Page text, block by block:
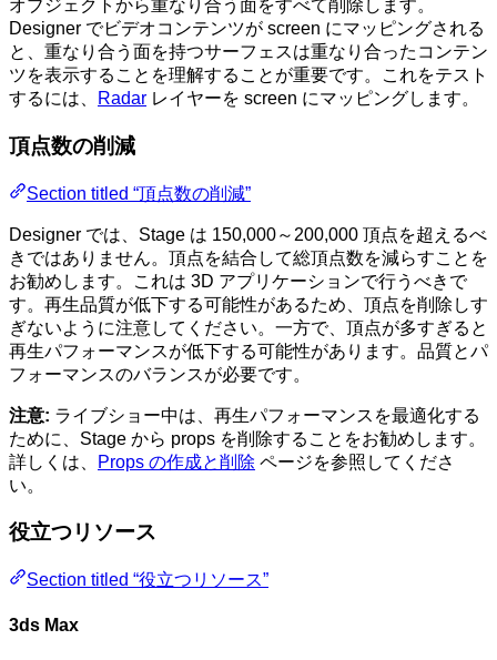
オブジェクトから重なり合う面をすべて削除します。
Designer でビデオコンテンツが screen にマッピングされる
と、重なり合う面を持つサーフェスは重なり合ったコンテン
ツを表示することを理解することが重要です。これをテスト
するには、
Radar レイヤーを screen にマッピングします。
頂点数の削減
Section titled “頂点数の削減”
Designer では、Stage は 150,000～200,000 頂点を超えるべ
きではありません。頂点を結合して総頂点数を減らすことを
お勧めします。これは 3D アプリケーションで行うべきで
す。再生品質が低下する可能性があるため、頂点を削除しす
ぎないように注意してください。一方で、頂点が多すぎると
再生パフォーマンスが低下する可能性があります。品質とパ
フォーマンスのバランスが必要です。
注意: ライブショー中は、再生パフォーマンスを最適化する
ために、Stage から props を削除することをお勧めします。
詳しくは、
Props の作成と削除 ページを参照してくださ
い。
役立つリソース
Section titled “役立つリソース”
3ds Max